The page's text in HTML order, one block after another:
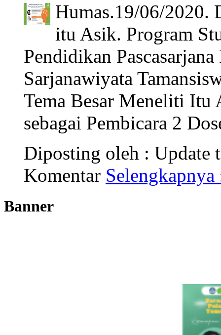
Humas.19/06/2020.
itu Asik. Program
Pendidikan
Sarjanawiyata
Tema Besar Meneliti Itu
sebagai Pembicara 2
Diposting oleh : Update
Komentar Selengkapnya
Banner